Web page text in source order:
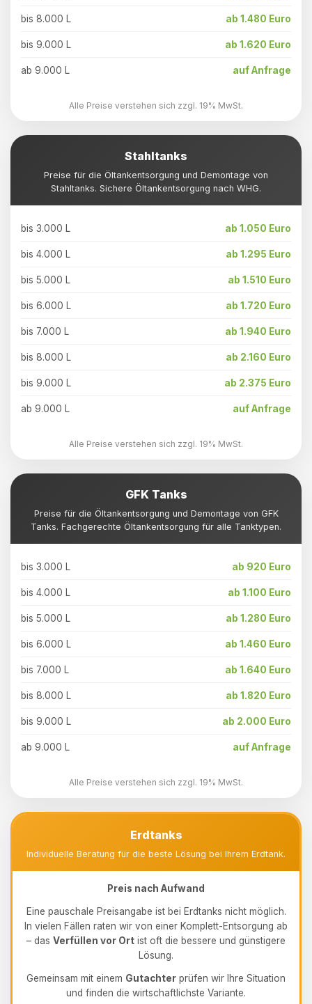
bis 8.000 L ab 1.480 Euro
bis 9.000 L ab 1.620 Euro
ab 9.000 L auf Anfrage
Alle Preise verstehen sich zzgl. 19% MwSt.
Stahltanks
Preise für die Öltankentsorgung und Demontage von
Stahltanks. Sichere Öltankentsorgung nach WHG.
bis 3.000 L ab 1.050 Euro
bis 4.000 L ab 1.295 Euro
bis 5.000 L ab 1.510 Euro
bis 6.000 L ab 1.720 Euro
bis 7.000 L ab 1.940 Euro
bis 8.000 L ab 2.160 Euro
bis 9.000 L ab 2.375 Euro
ab 9.000 L auf Anfrage
Alle Preise verstehen sich zzgl. 19% MwSt.
GFK Tanks
Preise für die Öltankentsorgung und Demontage von GFK
Tanks. Fachgerechte Öltankentsorgung für alle Tanktypen.
bis 3.000 L ab 920 Euro
bis 4.000 L ab 1.100 Euro
bis 5.000 L ab 1.280 Euro
bis 6.000 L ab 1.460 Euro
bis 7.000 L ab 1.640 Euro
bis 8.000 L ab 1.820 Euro
bis 9.000 L ab 2.000 Euro
ab 9.000 L auf Anfrage
Alle Preise verstehen sich zzgl. 19% MwSt.
Erdtanks
Individuelle Beratung für die beste Lösung bei Ihrem Erdtank.
Preis nach Aufwand
Eine pauschale Preisangabe ist bei Erdtanks nicht möglich.
In vielen Fällen raten wir von einer Komplett-Entsorgung ab
– das Verfüllen vor Ort ist oft die bessere und günstigere
Lösung.
Gemeinsam mit einem Gutachter prüfen wir Ihre Situation
und finden die wirtschaftlichste Variante.